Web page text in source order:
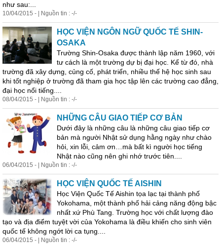
như sau:...
10/04/2015 - | Nguồn tin : -/-
HỌC VIỆN NGÔN NGỮ QUỐC TẾ SHIN-
OSAKA
Trường Shin-Osaka được thành lập năm 1960, với
tư cách là một trường dự bị đại học. Kể từ đó, nhà
trường đã xây dựng, củng cố, phát triển, nhiều thế hệ học sinh sau
khi tốt nghiệp ở trường đã tham gia học tập lên các trường cao đẳng,
đại học nổi tiếng....
08/04/2015 - | Nguồn tin : -/-
NHỮNG CÂU GIAO TIẾP CƠ BẢN
Dưới đây là những câu là những câu giao tiếp cơ
bản mà người Nhật sử dụng hằng ngày như chào
hỏi, xin lỗi, cảm ơn…mà bất kì người học tiếng
Nhật nào cũng nên ghi nhớ trước tiên....
06/04/2015 - | Nguồn tin : -/-
HỌC VIỆN QUỐC TẾ AISHIN
Học Viện Quốc Tế Aishin tọa lạc tại thành phố
Yokohama, một thành phố hải cảng năng động bậc
nhất xứ Phù Tang. Trường học với chất lượng đào
tạo và địa điểm tuyệt vời của Yokohama là điều khiến cho sinh viên
quốc tế không ngớt lời ca tụng....
06/04/2015 - | Nguồn tin : -/-